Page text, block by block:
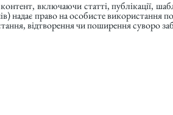
включаючи статті, публікації,
надає право на особисте використання
відтворення чи поширення суворо